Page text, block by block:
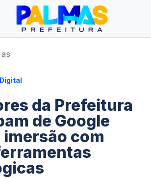
da Prefeitura
de Google
imersão com